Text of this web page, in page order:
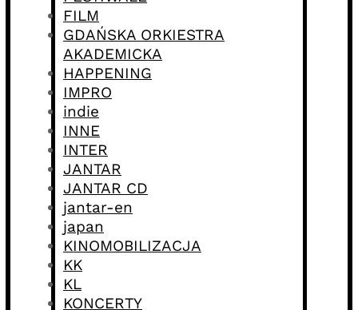
FILM
GDAŃSKA ORKIESTRA
AKADEMICKA
HAPPENING
IMPRO
indie
INNE
INTER
JANTAR
JANTAR CD
jantar-en
japan
KINOMOBILIZACJA
KK
KL
KONCERTY